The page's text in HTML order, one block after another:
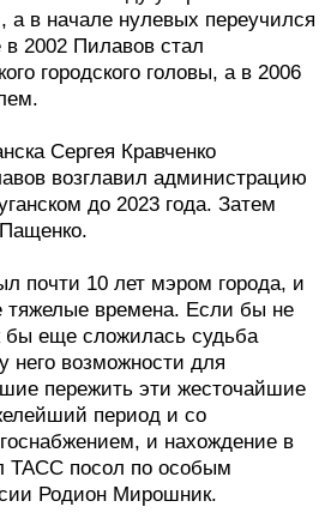
а в начале нулевых переучился
2002 Пилавов стал
городского головы, а в 2006
Сергея Кравченко
возглавил администрацию
до 2023 года. Затем
почти 10 лет мэром города, и
тяжелые времена. Если бы не
бы еще сложилась судьба
него возможности для
пережить эти жесточайшие
период и со
и нахождение в
ТАСС посол по особым
Родион Мирошник.